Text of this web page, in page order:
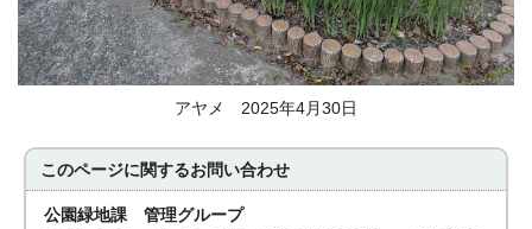
アヤメ 2025年4月30日
このページに関するお問い合わせ
公園緑地課 管理グループ